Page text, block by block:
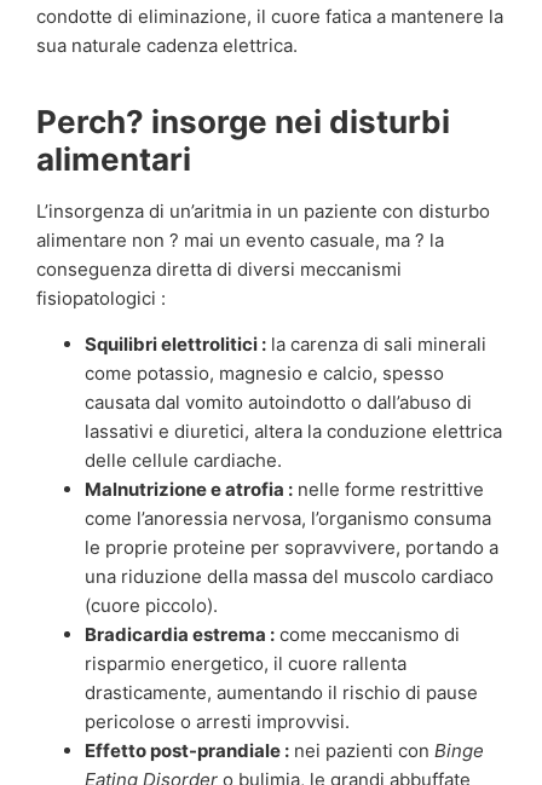
condotte di eliminazione, il cuore fatica a mantenere la
sua naturale cadenza elettrica.
Perch? insorge nei disturbi
alimentari
L’insorgenza di un’aritmia in un paziente con disturbo
alimentare non ? mai un evento casuale, ma ? la
conseguenza diretta di diversi meccanismi
fisiopatologici :
Squilibri elettrolitici : la carenza di sali minerali
come potassio, magnesio e calcio, spesso
causata dal vomito autoindotto o dall’abuso di
lassativi e diuretici, altera la conduzione elettrica
delle cellule cardiache.
Malnutrizione e atrofia : nelle forme restrittive
come l’anoressia nervosa, l’organismo consuma
le proprie proteine per sopravvivere, portando a
una riduzione della massa del muscolo cardiaco
(cuore piccolo).
Bradicardia estrema : come meccanismo di
risparmio energetico, il cuore rallenta
drasticamente, aumentando il rischio di pause
pericolose o arresti improvvisi.
Effetto post-prandiale : nei pazienti con Binge
Eating Disorder o bulimia, le grandi abbuffate